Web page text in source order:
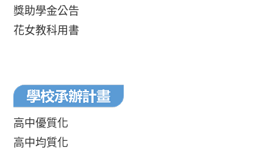
獎助學金公告
花女教科用書
高中優質化
高中均質化